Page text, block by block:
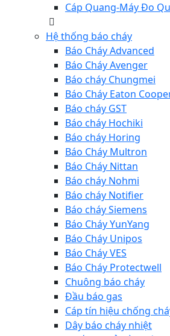
Cáp Quang-Máy Đo
Hệ thống báo cháy
Báo Cháy Advanced
Báo Cháy Avenger
Báo cháy Chungmei
Báo Cháy Eaton
Báo cháy GST
Báo cháy Hochiki
Báo cháy Horing
Báo Cháy Multron
Báo Cháy Nittan
Báo cháy Nohmi
Báo cháy Notifier
Báo cháy Siemens
Báo Cháy YunYang
Báo Cháy Unipos
Báo Cháy VES
Báo Cháy Protectwell
Chuông báo cháy
Đầu báo gas
Cáp tín hiệu chống
Dây báo cháy nhiệt